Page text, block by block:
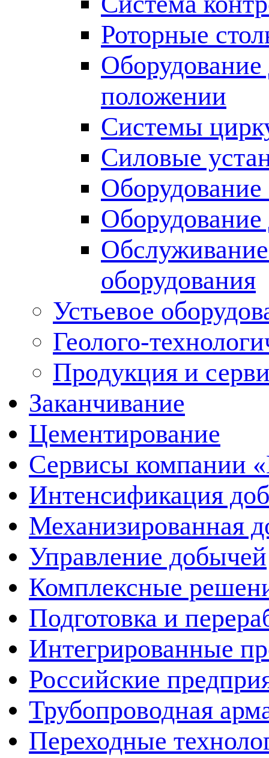
Роторные
Оборудование
положении
Системы
Силовые
оборудования
Устьевое
Геолого-
Продукция и
Заканчивание
Цементирование
Сервисы компании
Интенсификация
Механизированная
Управление добычей
Комплексные
Подготовка и
Интегрированные
Российские
Трубопроводная
Переходные